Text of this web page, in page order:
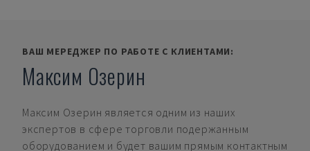
ВАШ МЕРЕДЖЕР ПО РАБОТЕ С КЛИЕНТАМИ:
Максим Озерин
Максим Озерин является одним из наших
экспертов в сфере торговли подержанным
оборудованием и будет вашим прямым контактным